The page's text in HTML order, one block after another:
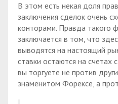
В этом есть некая доля
заключения сделок очень
конторами. Правда такого
заключается в том, что
выводятся на настоящий
ставки остаются на счетах
вы торгуете не против
знаменитом Форексе, а